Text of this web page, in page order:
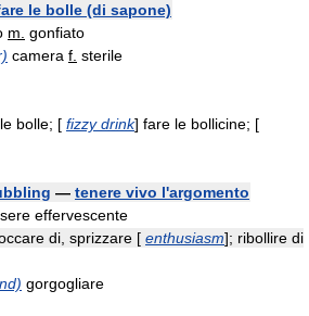
le bolle (di sapone)
m. gonfiato
camera f. sterile
bolle; [ fizzy drink] fare le bollicine; [
— tenere vivo l'argomento
effervescente
di, sprizzare [ enthusiasm]; ribollire di
gorgogliare